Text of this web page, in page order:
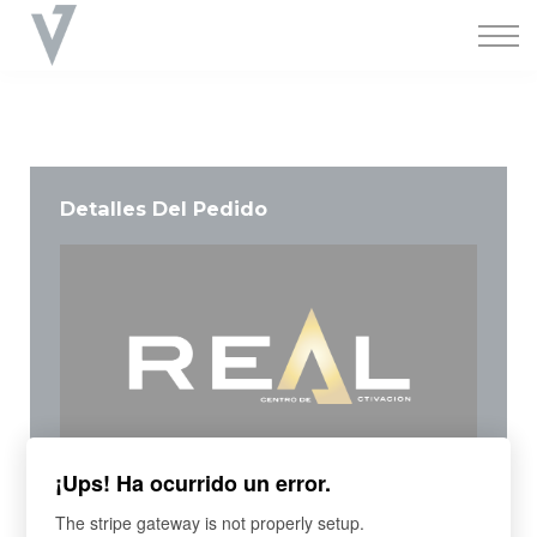
Crear Cuenta
Detalles Del Pedido
Programa de aprendizaje
REAL Gold / Anualidad Diferida
¡Ups! Ha ocurrido un error.
The stripe gateway is not properly setup.